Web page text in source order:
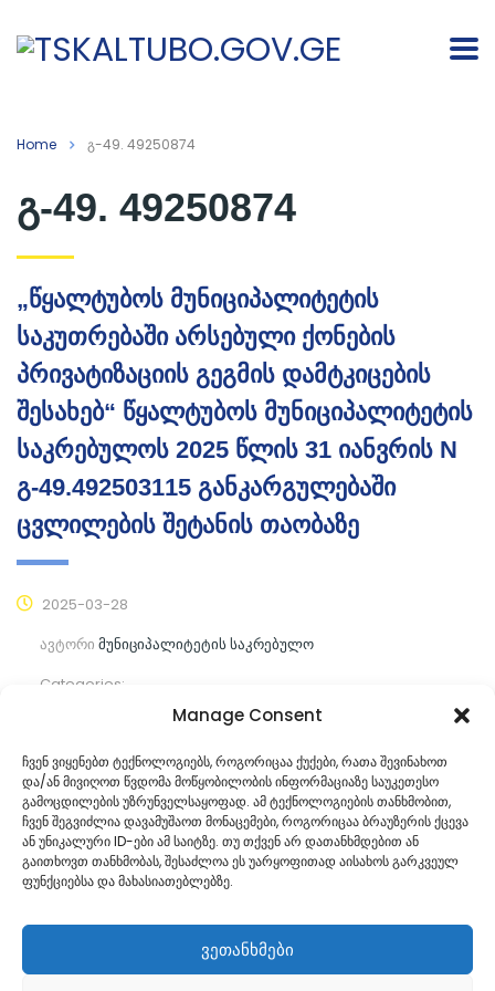
Manage Consent
ჩვენ ვიყენებთ ტექნოლოგიებს, როგორიცაა ქუქები, რათა შევინახოთ
და/ან მივიღოთ წვდომა მოწყობილობის ინფორმაციაზე საუკეთესო
გამოცდილების უზრუნველსაყოფად. ამ ტექნოლოგიების თანხმობით,
ჩვენ შეგვიძლია დავამუშაოთ მონაცემები, როგორიცაა ბრაუზერის ქცევა
ან უნიკალური ID-ები ამ საიტზე. თუ თქვენ არ დათანხმდებით ან
გაითხოვთ თანხმობას, შესაძლოა ეს უარყოფითად აისახოს გარკვეულ
ფუნქციებსა და მახასიათებლებზე.
ვეთანხმები
Home გ-49. 49250874
გ-49. 49250874
„წყალტუბოს მუნიციპალიტეტის
საკუთრებაში არსებული ქონების
პრივატიზაციის გეგმის დამტკიცების
შესახებ“ წყალტუბოს მუნიციპალიტეტის
საკრებულოს 2025 წლის 31 იანვრის N
გ-49.492503115 განკარგულებაში
ცვლილების შეტანის თაობაზე
2025-03-28
ავტორი მუნიციპალიტეტის საკრებულო
Categories:
კომენტარები ჯერ არ არის
ᲒᲐᲜᲐᲒᲠᲫᲔ ᲙᲘᲗᲮᲕᲐ